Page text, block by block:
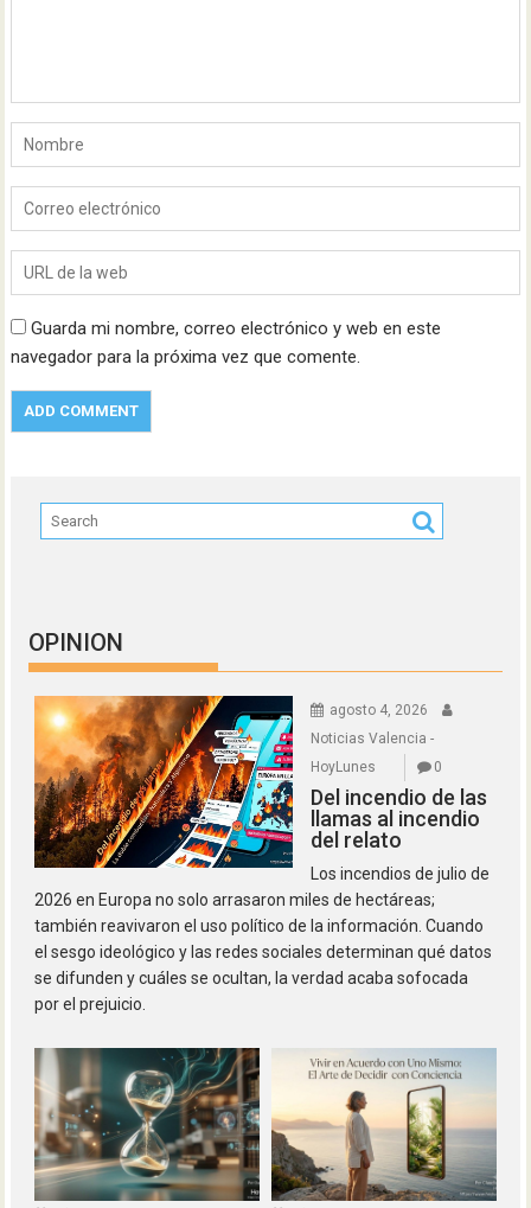
Guarda mi nombre, correo electrónico y web en este
navegador para la próxima vez que comente.
OPINION
agosto 4, 2026
Noticias Valencia -
HoyLunes
0
Del incendio de las
llamas al incendio
del relato
Los incendios de julio de
2026 en Europa no solo arrasaron miles de hectáreas;
también reavivaron el uso político de la información. Cuando
el sesgo ideológico y las redes sociales determinan qué datos
se difunden y cuáles se ocultan, la verdad acaba sofocada
por el prejuicio.